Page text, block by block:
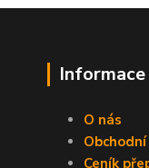
O nás
Ceník